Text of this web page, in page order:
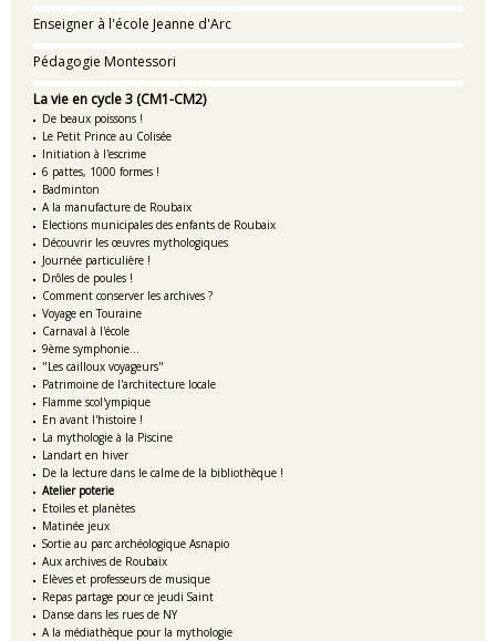
Enseigner à l'école Jeanne d'Arc
Pédagogie Montessori
La vie en cycle 3 (CM1-CM2)
De beaux poissons !
Le Petit Prince au Colisée
Initiation à l'escrime
6 pattes, 1000 formes !
Badminton
A la manufacture de Roubaix
Elections municipales des enfants de Roubaix
Découvrir les œuvres mythologiques
Journée particulière !
Drôles de poules !
Comment conserver les archives ?
Voyage en Touraine
Carnaval à l'école
9ème symphonie...
"Les cailloux voyageurs"
Patrimoine de l'architecture locale
Flamme scol'ympique
En avant l'histoire !
La mythologie à la Piscine
Landart en hiver
De la lecture dans le calme de la bibliothèque !
Atelier poterie
Etoiles et planètes
Matinée jeux
Sortie au parc archéologique Asnapio
Aux archives de Roubaix
Elèves et professeurs de musique
Repas partage pour ce jeudi Saint
Danse dans les rues de NY
A la médiathèque pour la mythologie